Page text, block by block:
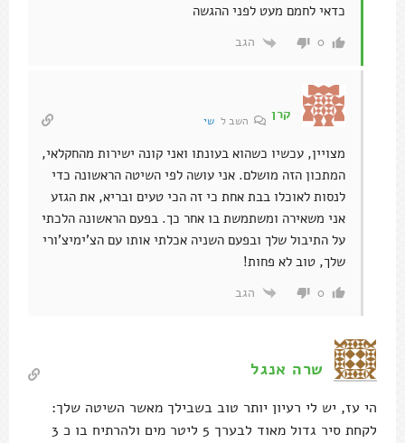
כדאי לחמם מעט לפני ההגשה
0 הגב
קרן השב לשי
מצויין, עכשיו כשהוא בעונתו ואני קונה ישירות מהחקלאי,
המתכון הזה מושלם. אני עושה לפי השיטה הראשונה כדי
לנסות לאוכלו בבת אחת כי זה הכי טעים ובריא, את הגזע
אני משאירה ומשתמשת בו אחר כך. בפעם הראשונה הלכתי
על התיבול שלך ובפעם השניה אכלתי אותו עם הצ'ימיצ'ורי
שלך, טוב לא פחות!
0 הגב
שרה אנגל
הי עז, יש לי רעיון יותר טוב בשבילך מאשר השיטה שלך:
לקחת סיר גדול מאוד לבערך 5 ליטר מים ולהרתיח בו כ 3